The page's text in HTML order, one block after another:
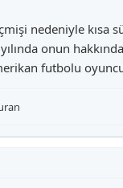
nedeniyle kısa
onun
futbolu